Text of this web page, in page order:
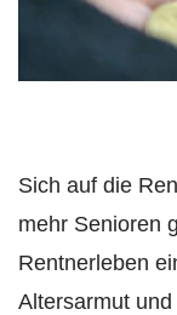
Sich auf die
mehr Senioren
Rentnerleben
Altersarmut